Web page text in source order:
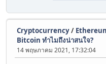
Cryptocurrency/
Bitcoin ทำไมถึงน่าสนใจ?
14 พฤษภาคม 2021, 17:32:04